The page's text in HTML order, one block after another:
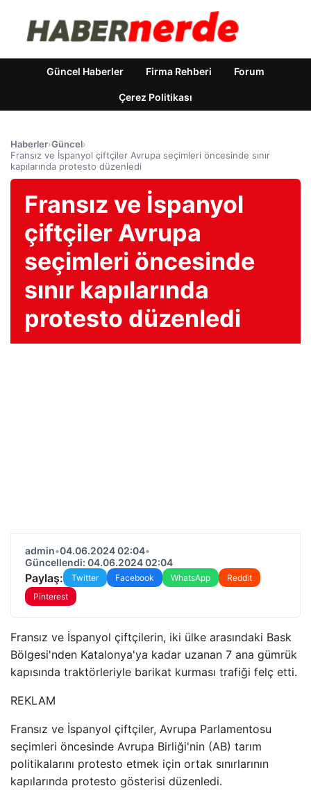
Güncel Haberler Firma Rehberi Forum
Çerez Politikası
Haberler›Güncel›
Fransız ve İspanyol çiftçiler Avrupa seçimleri öncesinde sınır
kapılarında protesto düzenledi
Fransız ve İspanyol
çiftçiler Avrupa
seçimleri öncesinde
sınır kapılarında
protesto düzenledi
admin•04.06.2024 02:04•
Güncellendi: 04.06.2024 02:04
Paylaş: Twitter Facebook WhatsApp
Reddit
Pinterest
Fransız ve İspanyol çiftçilerin, iki ülke arasındaki Bask
Bölgesi'nden Katalonya'ya kadar uzanan 7 ana gümrük
kapısında traktörleriyle barikat kurması trafiği felç etti.
REKLAM
Fransız ve İspanyol çiftçiler, Avrupa Parlamentosu
seçimleri öncesinde Avrupa Birliği'nin (AB) tarım
politikalarını protesto etmek için ortak sınırlarının
kapılarında protesto gösterisi düzenledi.